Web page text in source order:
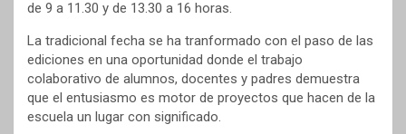
de 9 a 11.30 y de 13.30 a 16 horas.
La tradicional fecha se ha tranformado con el paso de las
ediciones en una oportunidad donde el trabajo
colaborativo de alumnos, docentes y padres demuestra
que el entusiasmo es motor de proyectos que hacen de la
escuela un lugar con significado.